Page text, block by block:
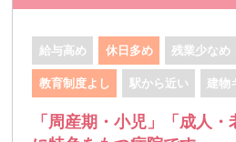
給与高め 休日多め 残業少なめ
教育制度よし 駅から近い 建物
「周産期・小児」「成人・